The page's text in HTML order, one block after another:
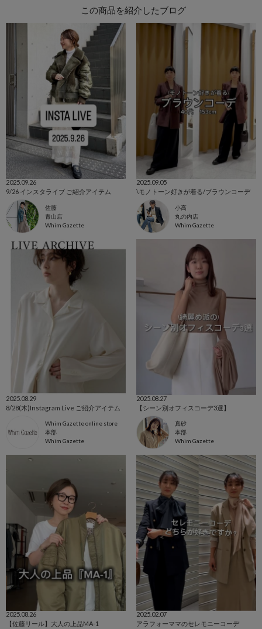
この商品を紹介したブログ
2025.09.26
9/26 インスタライブ ご紹介アイテム
佐藤
青山店
Whim Gazette
2025.09.05
\モノトーン好きが着る/ブラウンコーデ
小高
丸の内店
Whim Gazette
2025.08.29
8/28(木)Instagram Live ご紹介アイテム
Whim Gazette online store
本部
Whim Gazette
2025.08.27
【シーン別オフィスコーデ3選】
真砂
本部
Whim Gazette
2025.08.26
【佐藤リール】大人の上品MA-1
2025.02.07
アラフォーママのセレモニーコーデ